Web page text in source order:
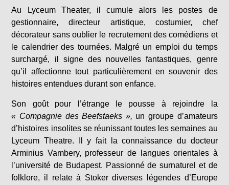
Au Lyceum Theater, il cumule alors les postes de
gestionnaire, directeur artistique, costumier, chef
décorateur sans oublier le recrutement des comédiens et
le calendrier des tournées. Malgré un emploi du temps
surchargé, il signe des nouvelles fantastiques, genre
qu’il affectionne tout particulièrement en souvenir des
histoires entendues durant son enfance.
Son goût pour l’étrange le pousse à rejoindre la
« Compagnie des Beefstaeks », un groupe d’amateurs
d’histoires insolites se réunissant toutes les semaines au
Lyceum Theatre. Il y fait la connaissance du docteur
Arminius Vambery, professeur de langues orientales à
l’université de Budapest. Passionné de surnaturel et de
folklore, il relate à Stoker diverses légendes d’Europe